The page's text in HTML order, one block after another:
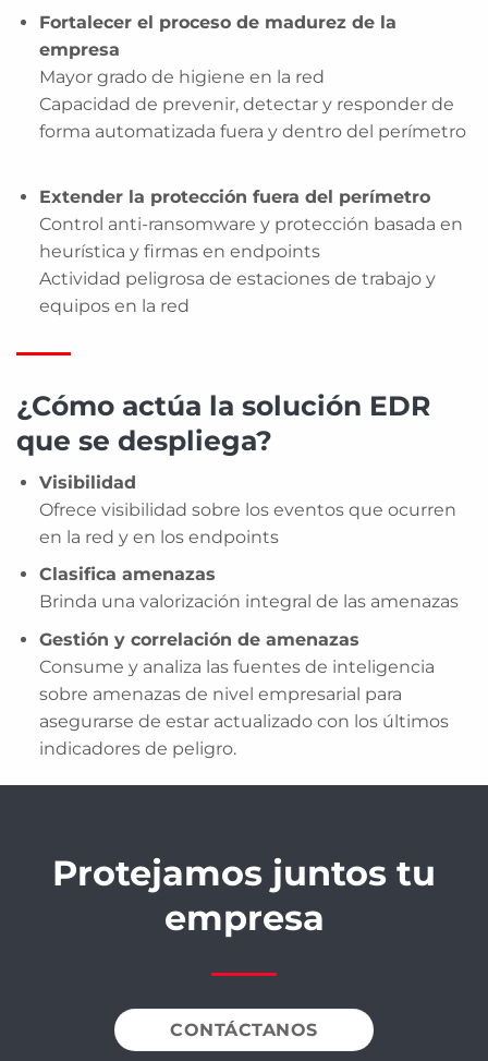
Fortalecer el proceso de madurez de la
empresa
Mayor grado de higiene en la red
Capacidad de prevenir, detectar y responder de
forma automatizada fuera y dentro del perímetro
Extender la protección fuera del perímetro
Control anti-ransomware y protección basada en
heurística y firmas en endpoints
Actividad peligrosa de estaciones de trabajo y
equipos en la red
¿Cómo actúa la solución EDR
que se despliega?
Visibilidad
Ofrece visibilidad sobre los eventos que ocurren
en la red y en los endpoints
Clasifica amenazas
Brinda una valorización integral de las amenazas
Gestión y correlación de amenazas
Consume y analiza las fuentes de inteligencia
sobre amenazas de nivel empresarial para
asegurarse de estar actualizado con los últimos
indicadores de peligro.
Protejamos juntos tu
empresa
CONTÁCTANOS